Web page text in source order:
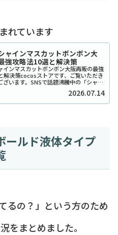
れています
ャインマスカットボンボン大
強攻略法10選と解決策
インマスカットボンボン大阪再販の最強
解決策cocosストアです、ご覧いただき
ざいます。SNSで話題沸騰中の「シャイ
ボンボン」、大阪でも探し回っている方
ですよね。2026年現在もそ...2026.07.14
ールド液体タイプ
るの？」という方のため
をまとめました。